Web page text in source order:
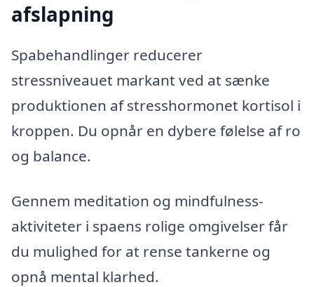
afslapning
Spabehandlinger reducerer
stressniveauet markant ved at sænke
produktionen af stresshormonet kortisol i
kroppen. Du opnår en dybere følelse af ro
og balance.
Gennem meditation og mindfulness-
aktiviteter i spaens rolige omgivelser får
du mulighed for at rense tankerne og
opnå mental klarhed.